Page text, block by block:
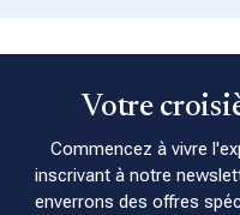
Votre
Commencez à vivre
inscrivant à notre
enverrons des offres